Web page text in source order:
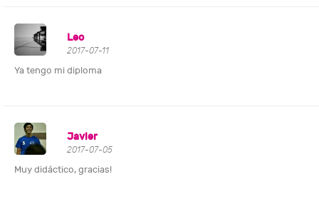
Leo
2017-07-11
Ya tengo mi diploma
Javier
2017-07-05
Muy didáctico, gracias!